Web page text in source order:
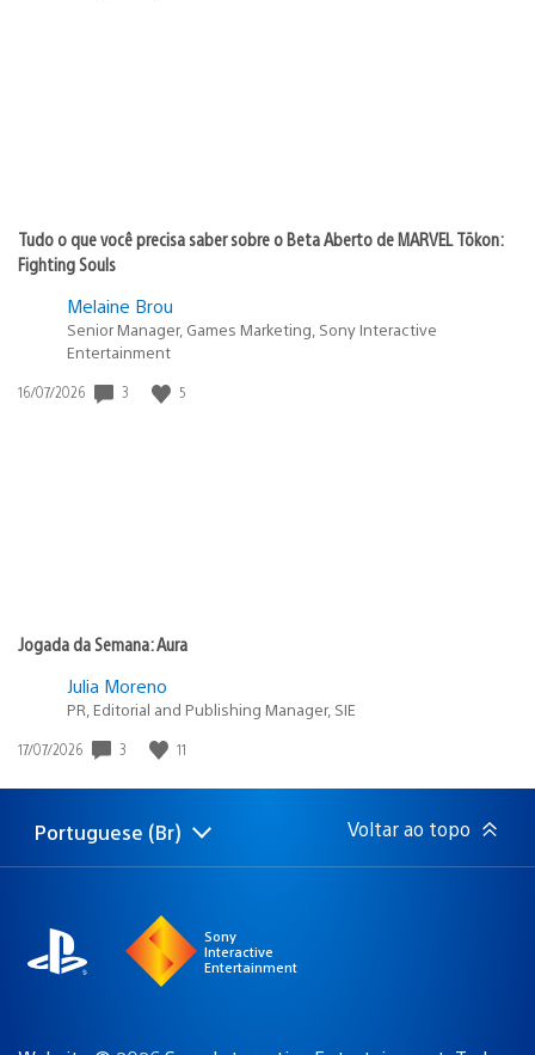
Tudo o que você precisa saber sobre o Beta Aberto de MARVEL Tōkon:
Fighting Souls
Melaine Brou
Senior Manager, Games Marketing, Sony Interactive
Entertainment
Data
16/07/2026 3 5
Jogada da Semana: Aura
Julia Moreno
PR, Editorial and Publishing Manager, SIE
Data
publicação:
17/07/2026 3 11
Selecione
uma
Região
atual:
Portuguese (Br) Voltar ao topo
Sony
Interactive
Entertainment